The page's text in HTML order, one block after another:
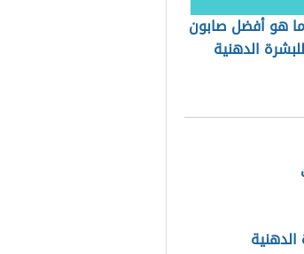
ما هو أفضل صابون
للبشرة الدهنية